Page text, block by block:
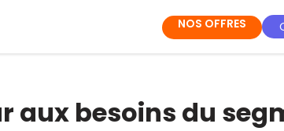
NOS OFFRES
aux besoins du